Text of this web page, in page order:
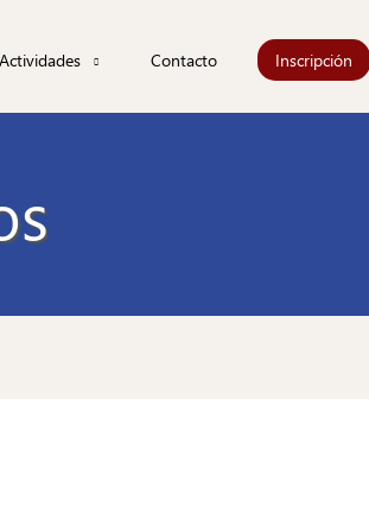
Actividades
Contacto Inscripción